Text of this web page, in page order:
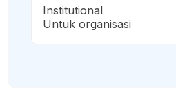
Institutional
Untuk organisasi